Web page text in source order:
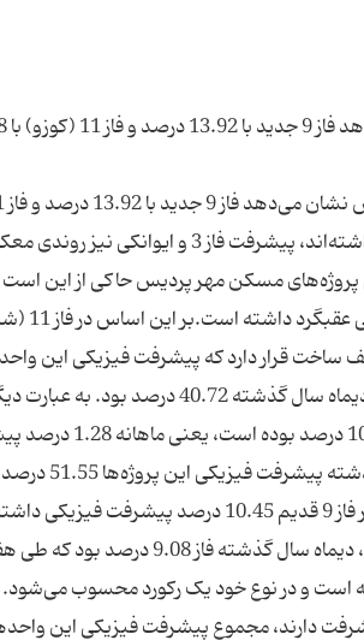
بیشترین و کمترین پیشرفت فیزیکی را طی 8 ماه اخیر
فیزیکی رشد
است، پیشرفت فیزیکی واحدهای مسکن مهر این فاز در
پیشرفت فیزیکی پروژه‌های
فیزیکی فاز 9 قدیم
ماه منتهی به شهریورماه سال جاری واحدهای مسکن مهر فاز 9
9 جدید که توسط انجمن انبوه‌سازان در حال ساخت است،
آنها را می‌سازند 25.5 درصد پیشرفت دارند، مجموع پیشرفت